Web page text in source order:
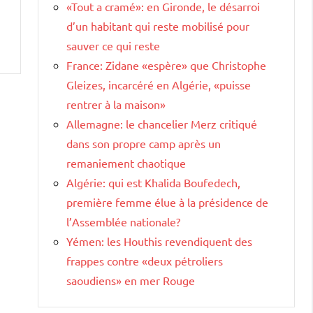
«Tout a cramé»: en Gironde, le désarroi
d’un habitant qui reste mobilisé pour
sauver ce qui reste
France: Zidane «espère» que Christophe
Gleizes, incarcéré en Algérie, «puisse
rentrer à la maison»
Allemagne: le chancelier Merz critiqué
dans son propre camp après un
remaniement chaotique
Algérie: qui est Khalida Boufedech,
première femme élue à la présidence de
l’Assemblée nationale?
Yémen: les Houthis revendiquent des
frappes contre «deux pétroliers
saoudiens» en mer Rouge